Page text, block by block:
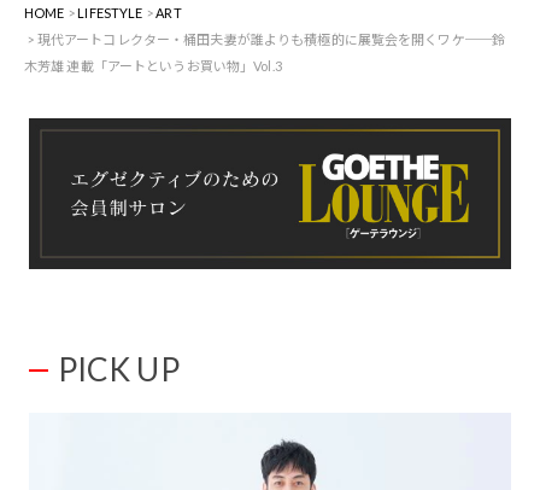
HOME LIFESTYLE
ART
現代アートコレクター・桶田夫妻が誰よりも積極的に展覧会を開くワケ──鈴
木芳雄 連載「アートというお買い物」Vol.3
PICK UP